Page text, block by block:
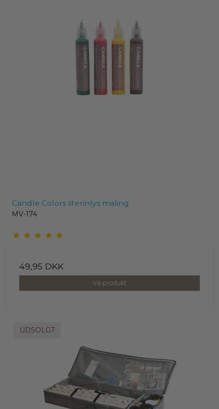
Candle Colors sterinlys maling
MV-174
49,95 DKK
Vis produkt
UDSOLGT